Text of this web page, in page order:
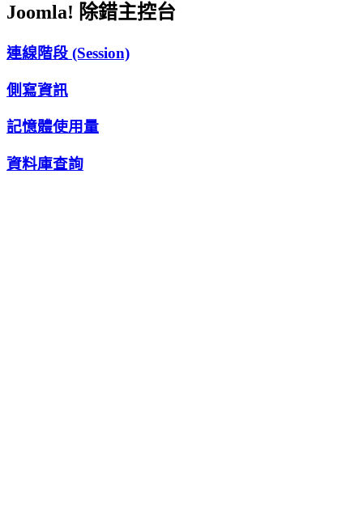
Joomla! 除錯主控台
連線階段 (Session)
側寫資訊
記憶體使用量
資料庫查詢